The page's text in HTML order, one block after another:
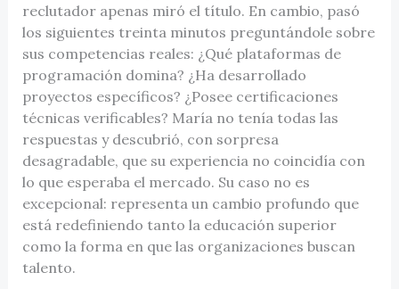
reclutador apenas miró el título. En cambio, pasó
los siguientes treinta minutos preguntándole sobre
sus competencias reales: ¿Qué plataformas de
programación domina? ¿Ha desarrollado
proyectos específicos? ¿Posee certificaciones
técnicas verificables? María no tenía todas las
respuestas y descubrió, con sorpresa
desagradable, que su experiencia no coincidía con
lo que esperaba el mercado. Su caso no es
excepcional: representa un cambio profundo que
está redefiniendo tanto la educación superior
como la forma en que las organizaciones buscan
talento.